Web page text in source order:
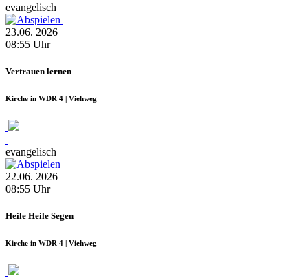
evangelisch
23.06. 2026
08:55 Uhr
Vertrauen lernen
Kirche in WDR 4 | Viehweg
evangelisch
22.06. 2026
08:55 Uhr
Heile Heile Segen
Kirche in WDR 4 | Viehweg